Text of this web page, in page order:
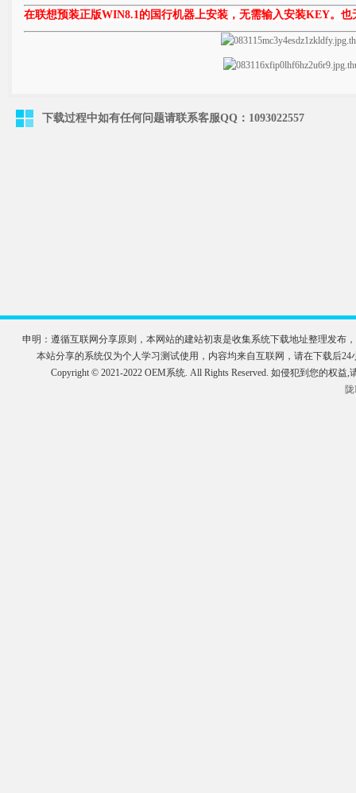
在联想预装正版WIN8.1的国行机器上安装，无需输入安装KEY。也
下载过程中如有任何问题请联系客服QQ：1093022557
申明：遵循互联网分享原则，本网站的建站初衷是收集系统下载地址整理发布
本站分享的系统仅为个人学习测试使用，内容均来自互联网，请在下载后
Copyright © 2021-2022 OEM系统. All Rights Reserved. 如侵犯到您的权